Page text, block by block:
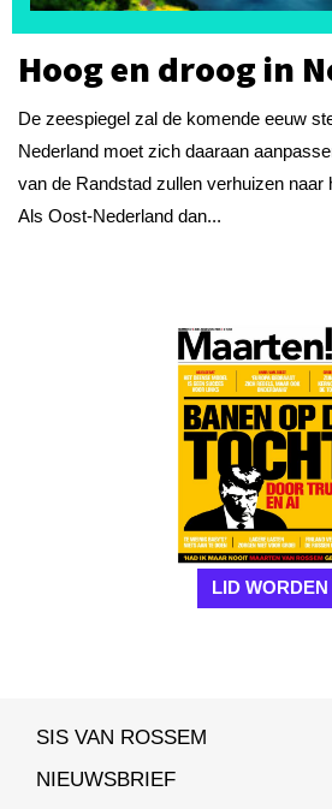
Hoog en droog in
De zeespiegel zal de komende eeuw
Nederland moet zich daaraan
van de Randstad zullen verhuizen naar
Als Oost-Nederland dan...
LID WORDEN
SIS VAN ROSSEM
NIEUWSBRIEF